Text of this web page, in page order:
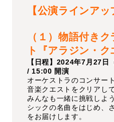
【公演ラインアッ
（１）物語付き
ト『アラジン・ク
【日程】2024年7月27
/ 15:00 開演
オーケストラのコンサー
音楽クエストをクリアし
みんなも一緒に挑戦しよ
シックの名曲をはじめ、
をお届けします。